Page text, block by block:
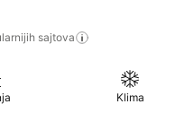
sajtova
Klima